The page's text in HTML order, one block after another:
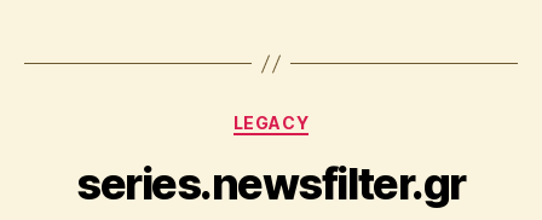
u
Categories
LEGACY
series.newsfilter.gr
t
o